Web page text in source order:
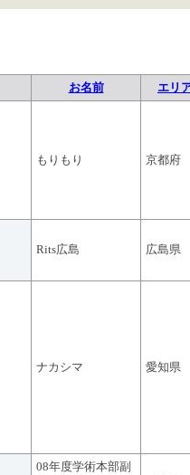
お名前 エリ
もりもり 京都府
Rits広島 広島県
ナカシマ 愛知県
08年度学術本部副